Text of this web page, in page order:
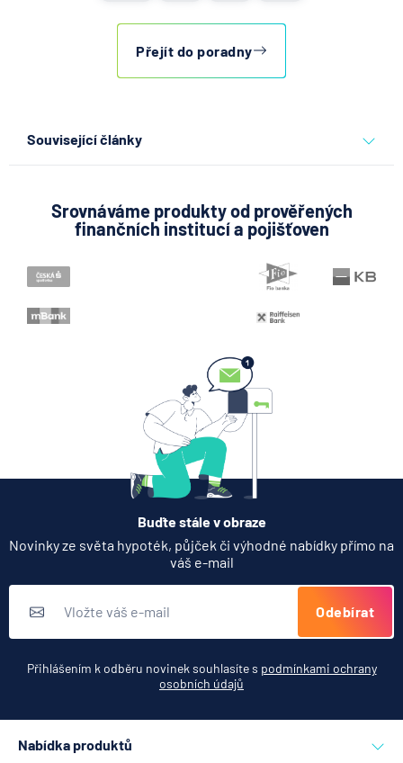
Přejít do poradny
Související články
přímo v Partners App
6.8.2026 Daně
Když rozhoduje stres: nové
triky bankovních podvodníků
Partners Banka spouští
termínovaný vklad 4,33 %
p.a. na 6 měsíců
5.8.2026
Jak dnes vykládat výsledky
zátěžových testů ČNB
Zobrazit všechny články
Srovnáváme produkty od prověřených
finančních institucí a pojišťoven
Buďte stále v obraze
Novinky ze světa hypoték, půjček či výhodné nabídky přímo na
váš e-mail
Odebírat
Přihlášením k odběru novinek souhlasíte s podmínkami ochrany
osobních údajů
Nabídka produktů